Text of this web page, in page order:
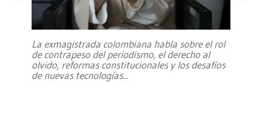
La exmagistrada colombiana habla sobre el rol
de contrapeso del periodismo, el derecho al
olvido, reformas constitucionales y los desafíos
de nuevas tecnologías...